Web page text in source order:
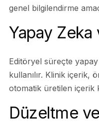
genel bilgilendirme
Yapay
Editöryel süreçte
kullanılır. Klinik içerik,
otomatik üretilen içerik
Düzeltme